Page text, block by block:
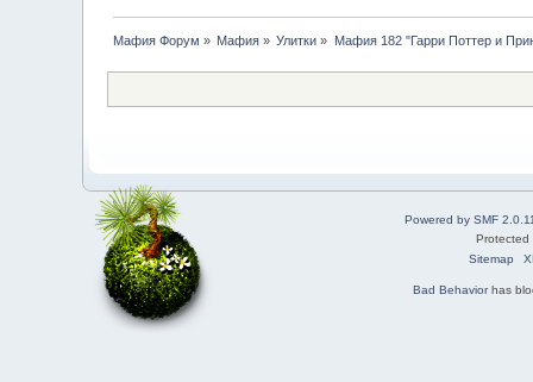
Мафия Форум » Мафия » Улитки » Мафия 182 "Гарри Поттер и
Powered by SMF
Sitemap
Bad Behaviorhas